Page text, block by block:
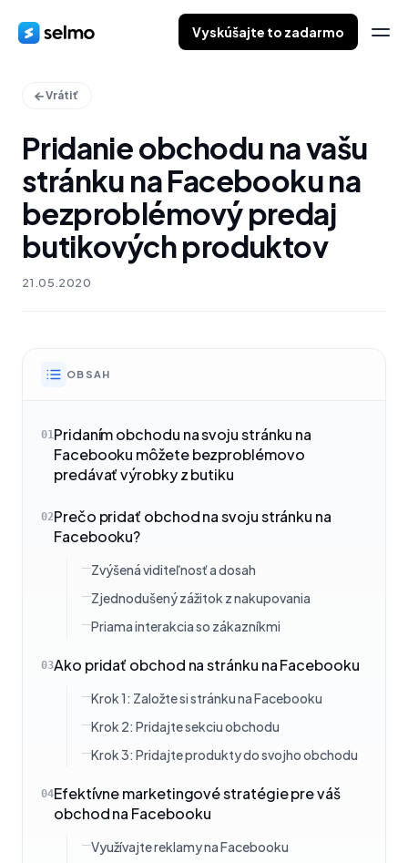
Vyskúšajte to zadarmo
Vrátiť
Pridanie obchodu na vašu
stránku na Facebooku na
bezproblémový predaj
butikových produktov
21.05.2020
OBSAH
01Pridaním obchodu na svoju stránku na
Facebooku môžete bezproblémovo
predávať výrobky z butiku
02Prečo pridať obchod na svoju stránku na
Facebooku?
Zvýšená viditeľnosť a dosah
Zjednodušený zážitok z nakupovania
Priama interakcia so zákazníkmi
03Ako pridať obchod na stránku na Facebooku
Krok 1: Založte si stránku na Facebooku
Krok 2: Pridajte sekciu obchodu
Krok 3: Pridajte produkty do svojho obchodu
04Efektívne marketingové stratégie pre váš
obchod na Facebooku
Využívajte reklamy na Facebooku